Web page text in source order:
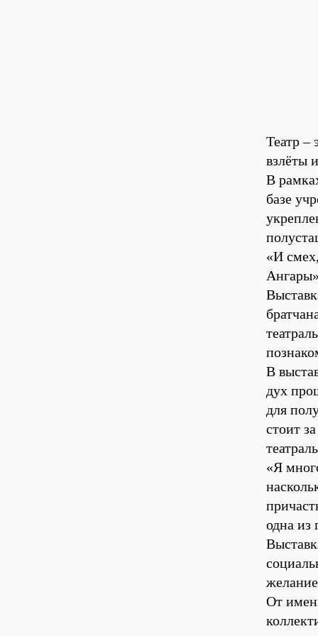
Театр –
взлёты
В
базе
«И
В
дух
для
стоит
«Я
одна из
От